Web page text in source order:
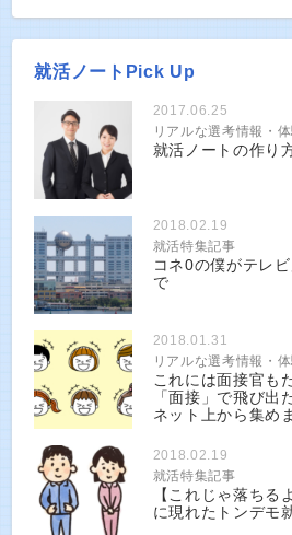
就活ノートPick Up
2017.06.25
リアルな選考情報・
就活ノートの作り
2018.02.19
就活特集記事
コネ0の僕がテレ
で
2018.01.31
リアルな選考情報・
これには面接官も
「面接」で飛び出
ネット上から集め
2018.02.19
就活特集記事
【これじゃ落ちる
に現れたトンデモ